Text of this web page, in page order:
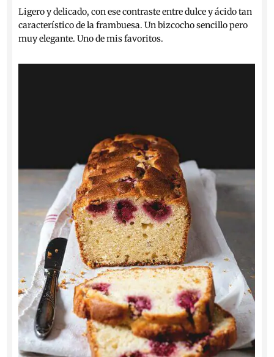
Ligero y delicado, con ese contraste entre dulce y ácido tan
característico de la frambuesa. Un bizcocho sencillo pero
muy elegante. Uno de mis favoritos.